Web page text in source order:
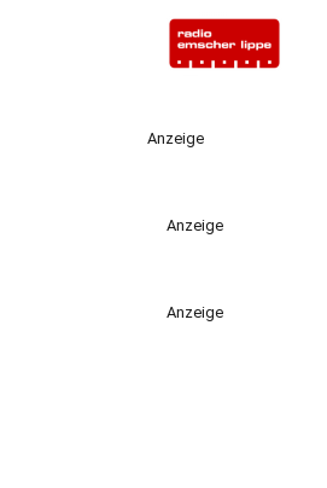
Anzeige
Anzeige
Anzeige